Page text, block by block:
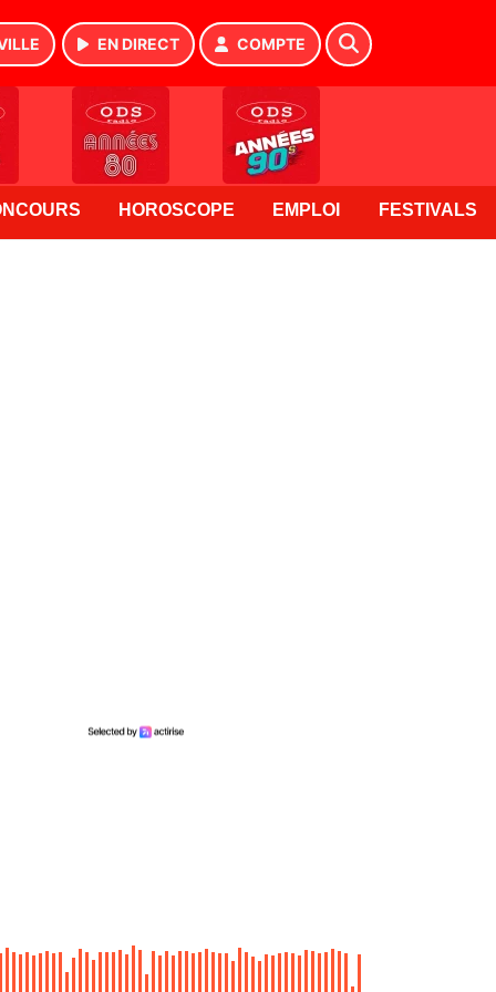
EN DIRECT COMPTE
HOROSCOPE EMPLOI FESTIVALS